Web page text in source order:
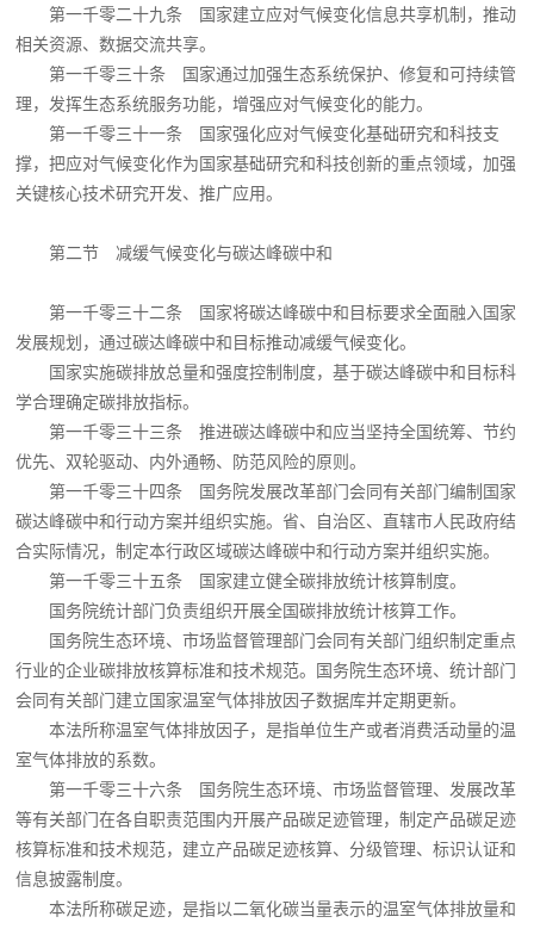
第一千零二十九条 国家建立应对气候变化信息共享机制，推动
相关资源、数据交流共享。
第一千零三十条 国家通过加强生态系统保护、修复和可持续管
理，发挥生态系统服务功能，增强应对气候变化的能力。
第一千零三十一条 国家强化应对气候变化基础研究和科技支
撑，把应对气候变化作为国家基础研究和科技创新的重点领域，加强
关键核心技术研究开发、推广应用。
第二节 减缓气候变化与碳达峰碳中和
第一千零三十二条 国家将碳达峰碳中和目标要求全面融入国家
发展规划，通过碳达峰碳中和目标推动减缓气候变化。
国家实施碳排放总量和强度控制制度，基于碳达峰碳中和目标科
学合理确定碳排放指标。
第一千零三十三条 推进碳达峰碳中和应当坚持全国统筹、节约
优先、双轮驱动、内外通畅、防范风险的原则。
第一千零三十四条 国务院发展改革部门会同有关部门编制国家
碳达峰碳中和行动方案并组织实施。省、自治区、直辖市人民政府结
合实际情况，制定本行政区域碳达峰碳中和行动方案并组织实施。
第一千零三十五条 国家建立健全碳排放统计核算制度。
国务院统计部门负责组织开展全国碳排放统计核算工作。
国务院生态环境、市场监督管理部门会同有关部门组织制定重点
行业的企业碳排放核算标准和技术规范。国务院生态环境、统计部门
会同有关部门建立国家温室气体排放因子数据库并定期更新。
本法所称温室气体排放因子，是指单位生产或者消费活动量的温
室气体排放的系数。
第一千零三十六条 国务院生态环境、市场监督管理、发展改革
等有关部门在各自职责范围内开展产品碳足迹管理，制定产品碳足迹
核算标准和技术规范，建立产品碳足迹核算、分级管理、标识认证和
信息披露制度。
本法所称碳足迹，是指以二氧化碳当量表示的温室气体排放量和